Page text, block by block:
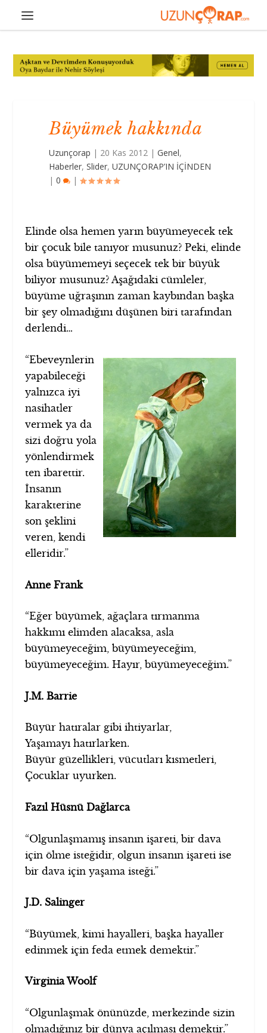
Büyümek hakkında
Uzunçorap | 20 Kas 2012 |Genel,
Haberler,Slider,UZUNÇORAP’IN İÇİNDEN
|0 |
Elinde olsa hemen yarın büyümeyecek tek
bir çocuk bile tanıyor musunuz? Peki, elinde
olsa büyümemeyi seçecek tek bir büyük
biliyor musunuz? Aşağıdaki cümleler,
büyüme uğraşının zaman kaybından başka
bir şey olmadığını düşünen biri tarafından
derlendi…
“Ebeveynlerin
yapabileceği
yalnızca iyi
nasihatler
vermek ya da
sizi doğru yola
yönlendirmek
ten ibarettir.
İnsanın
karakterine
son şeklini
veren, kendi
elleridir.”
Anne Frank
“Eğer büyümek, ağaçlara tırmanma
hakkımı elimden alacaksa, asla
büyümeyeceğim, büyümeyeceğim,
büyümeyeceğim. Hayır, büyümeyeceğim.”
J.M. Barrie
Büyür hatıralar gibi ihtiyarlar,
Yaşamayı hatırlarken.
Büyür güzellikleri, vücutları kısmetleri,
Çocuklar uyurken.
Fazıl Hüsnü Dağlarca
“Olgunlaşmamış insanın işareti, bir dava
için ölme isteğidir, olgun insanın işareti ise
bir dava için yaşama isteği.”
J.D. Salinger
“Büyümek, kimi hayalleri, başka hayaller
edinmek için feda etmek demektir.”
Virginia Woolf
“Olgunlaşmak önünüzde, merkezinde sizin
olmadığınız bir dünya açılması demektir.”